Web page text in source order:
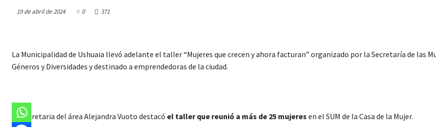
19 de abril de 2024 0 371
La Municipalidad de Ushuaia llevó adelante el taller “Mujeres que crecen y ahora facturan” organizado por la Secretaría de las
Géneros y Diversidades y destinado a emprendedoras de la ciudad.
La secretaria del área Alejandra Vuoto destacó el taller que reunió a más de 25 mujeres en el SUM de la Casa de la Mujer.